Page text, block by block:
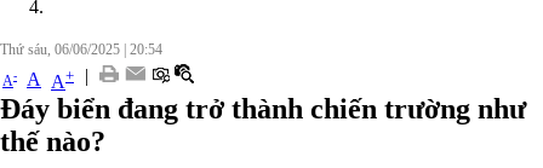
Thứ sáu, 06/06/2025 20:54
A- A A+ |
Đáy biển đang trở thành chiến trường như
thế nào?